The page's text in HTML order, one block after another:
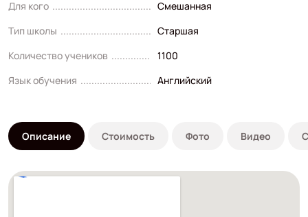
Для кого
Смешанная
Тип школы
Старшая
Количество учеников
1100
Язык обучения
Английский
Описание Стоимость Фото Видео